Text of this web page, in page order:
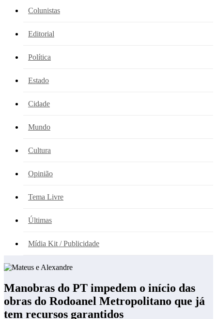
Colunistas
Editorial
Política
Estado
Cidade
Mundo
Cultura
Opinião
Tema Livre
Últimas
Mídia Kit / Publicidade
Manobras do PT impedem o início das
obras do Rodoanel Metropolitano que já
tem recursos garantidos